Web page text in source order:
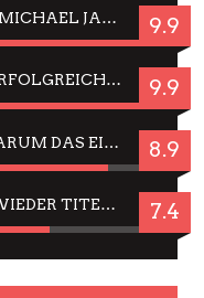
WEGEN DES ERFOLGES – MJ: MICHAEL JACKSON MUSICAL IN EINER MATINEE SEHEN 9.9
JELLYFISH HAMBURG: DAS ERFOLGREICHE SOMMER-MENÜ 2025 IN GEFÜHLEN UND BILDERN 9.9
CÉSAR FÜR JIM CARREY? WARUM DAS EINER DER NERVIGSTEN ACTORS IST UND BLEIBT 8.9
JING JING: IN-THAI RÄUMT WIEDER TITEL AB – EIN ZWEI-STUNDEN-ERLEBNISBERICHT 7.4